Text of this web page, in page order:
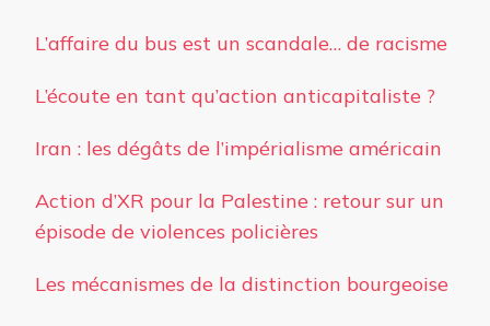
L’affaire du bus est un scandale… de racisme
L’écoute en tant qu’action anticapitaliste ?
Iran : les dégâts de l’impérialisme américain
Action d’XR pour la Palestine : retour sur un
épisode de violences policières
Les mécanismes de la distinction bourgeoise